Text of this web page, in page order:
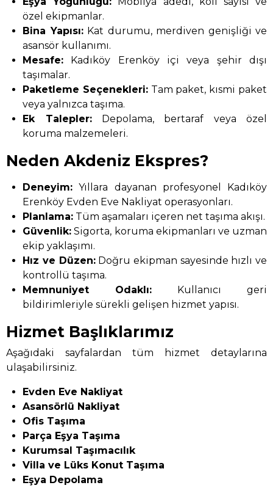
özel ekipmanlar.
Bina Yapısı:Kat durumu, merdiven genişliği ve
asansör kullanımı.
Mesafe: Kadıköy Erenköy içi veya şehir dışı
taşımalar.
Paketleme Seçenekleri:Tam paket, kısmi paket
veya yalnızca taşıma.
Ek Talepler:Depolama, bertaraf veya özel
koruma malzemeleri.
Neden Akdeniz Ekspres?
Deneyim: Yıllara dayanan profesyonel Kadıköy
Erenköy Evden Eve Nakliyat operasyonları.
Planlama: Tüm aşamaları içeren net taşıma akışı.
Güvenlik: Sigorta, koruma ekipmanları ve uzman
ekip yaklaşımı.
Hız ve Düzen:Doğru ekipman sayesinde hızlı ve
kontrollü taşıma.
Memnuniyet Odaklı: Kullanıcı geri
bildirimleriyle sürekli gelişen hizmet yapısı.
Hizmet Başlıklarımız
Aşağıdaki sayfalardan tüm hizmet detaylarına
ulaşabilirsiniz.
Evden Eve Nakliyat
Asansörlü Nakliyat
Ofis Taşıma
Parça Eşya Taşıma
Kurumsal Taşımacılık
Villa ve Lüks Konut Taşıma
Eşya Depolama